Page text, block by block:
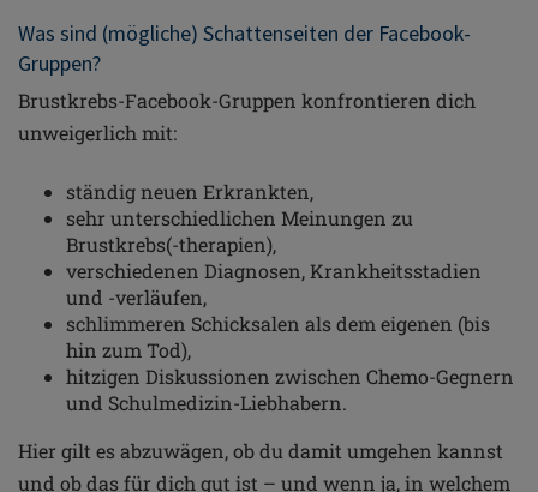
Was sind (mögliche) Schattenseiten der Facebook-
Gruppen?
Brustkrebs-Facebook-Gruppen konfrontieren dich
unweigerlich mit:
ständig neuen Erkrankten,
sehr unterschiedlichen Meinungen zu
Brustkrebs(-therapien),
verschiedenen Diagnosen, Krankheitsstadien
und -verläufen,
schlimmeren Schicksalen als dem eigenen (bis
hin zum Tod),
hitzigen Diskussionen zwischen Chemo-Gegnern
und Schulmedizin-Liebhabern.
Hier gilt es abzuwägen, ob du damit umgehen kannst
und ob das für dich gut ist – und wenn ja, in welchem